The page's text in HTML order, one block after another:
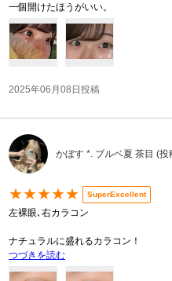
一個開けたほうがいい。
2025年06月08日投稿
かぼす *. ブルベ夏 茶目 (投
★★★★★ SuperExcellent
左裸眼､右カラコン
ナチュラルに盛れるカラコン！
つづきを読む